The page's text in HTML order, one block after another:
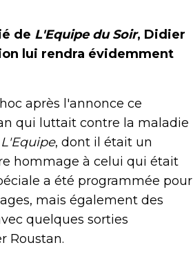
de L'Equipe du Soir, Didier
lui rendra évidemment
après l'annonce ce
qui luttait contre la maladie
L'Equipe, dont il était un
hommage à celui qui était
a été programmée pour
mais également des
quelques sorties
Roustan.